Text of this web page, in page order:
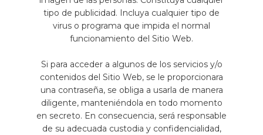
tipo de publicidad. Incluya cualquier tipo de
virus o programa que impida el normal
funcionamiento del Sitio Web.
Si para acceder a algunos de los servicios y/o
contenidos del Sitio Web, se le proporcionara
una contraseña, se obliga a usarla de manera
diligente, manteniéndola en todo momento
en secreto. En consecuencia, será responsable
de su adecuada custodia y confidencialidad,